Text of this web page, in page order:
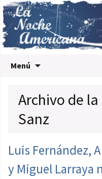
Menú
Archivo de
Sanz
Luis Fernández,
y Miguel Larraya